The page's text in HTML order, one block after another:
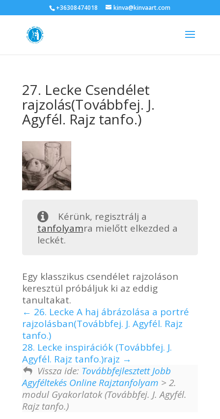
+36308474018 kinva@kinvaart.com
27. Lecke Csendélet
rajzolás(Továbbfej. J.
Agyfél. Rajz tanfo.)
Kérünk, regisztrálj a
tanfolyamra mielőtt elkezded a
leckét.
Egy klasszikus csendélet rajzoláson
keresztül próbáljuk ki az eddig
tanultakat.
26. Lecke A haj ábrázolása a portré
rajzolásban(Továbbfej. J. Agyfél. Rajz
tanfo.)
28. Lecke inspirációk (Továbbfej. J.
Agyfél. Rajz tanfo.)rajz
Vissza ide: Továbbfejlesztett Jobb
Agyféltekés Online Rajztanfolyam > 2.
modul Gyakorlatok (Továbbfej. J. Agyfél.
Rajz tanfo.)